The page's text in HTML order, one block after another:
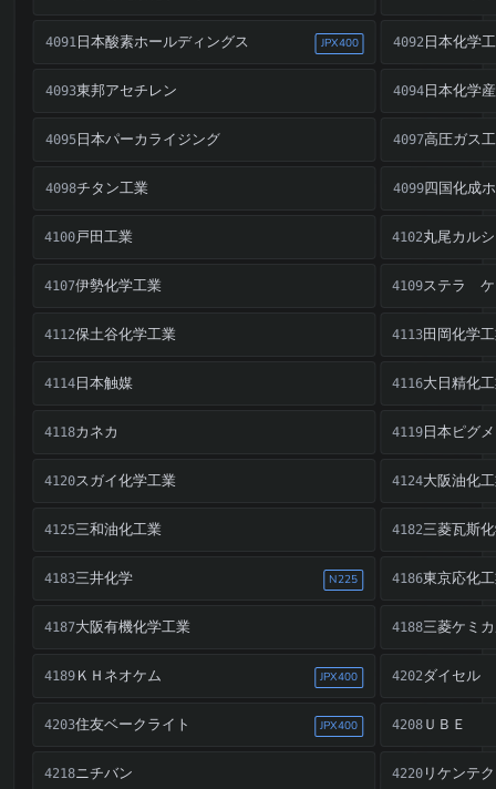
4091日本酸素ホールディングス JPX400 4092日本化学
4093東邦アセチレン 4094日本化学
4095日本パーカライジング 4097高圧ガス
4098チタン工業 4099四国化成
4100戸田工業 4102丸尾カル
4107伊勢化学工業 4109ステラ ケ
4112保土谷化学工業 4113田岡化学
4114日本触媒 4116大日精化
4118カネカ 4119日本ピグ
4120スガイ化学工業 4124大阪油化
4125三和油化工業 4182三菱瓦斯
4183三井化学 N225 4186東京応化
4187大阪有機化学工業 4188三菱ケミ
4189 ＫＨネオケム JPX400 4202ダイセル
4203住友ベークライト JPX400 4208 ＵＢＥ
4218ニチバン 4220 リケンテ